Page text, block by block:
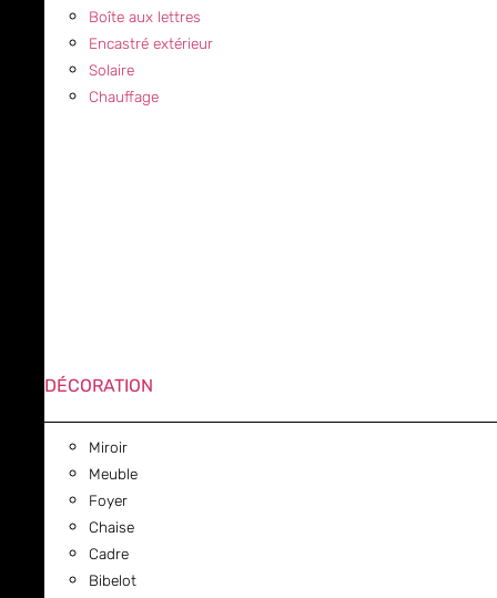
Boîte aux lettres
Encastré extérieur
Solaire
Chauffage
DÉCORATION
Miroir
Meuble
Foyer
Chaise
Cadre
Bibelot